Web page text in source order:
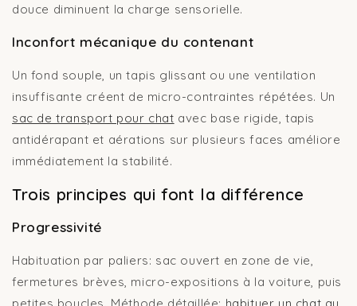
douce diminuent la charge sensorielle.
Inconfort mécanique du contenant
Un fond souple, un tapis glissant ou une ventilation
insuffisante créent de micro-contraintes répétées. Un
sac de transport pour chat avec base rigide, tapis
antidérapant et aérations sur plusieurs faces améliore
immédiatement la stabilité.
Trois principes qui font la différence
Progressivité
Habituation par paliers: sac ouvert en zone de vie,
fermetures brèves, micro-expositions à la voiture, puis